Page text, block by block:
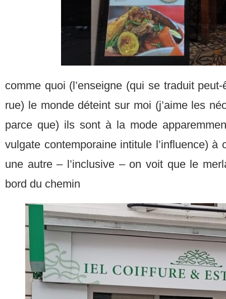
comme quoi (l’enseigne (qui se traduit
rue) le monde déteint sur moi (j’aime les
parce que) ils sont à la mode
vulgate contemporaine intitule l’influence) à
une autre – l’inclusive – on voit que le
bord du chemin